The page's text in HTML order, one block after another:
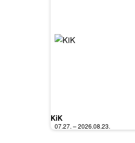
KiK
07.27. – 2026.08.23.